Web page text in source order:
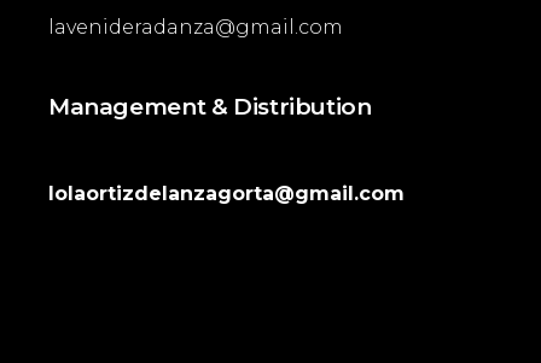
lavenideradanza@gmail.com
Management & Distribution
lolaortizdelanzagorta@gmail.com